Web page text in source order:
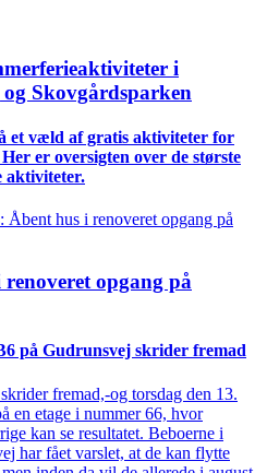
i
Skovgårds­parken
et væld af gratis aktiviteter for
er oversigten over de største
aktiviteter.
Åbent hus i renoveret opgang på
opgang på
på Gudrunsvej skrider fremad
fremad,-og torsdag den 13.
en etage i nummer 66, hvor
kan se resultatet. Beboerne i
har fået varslet, at de kan flytte